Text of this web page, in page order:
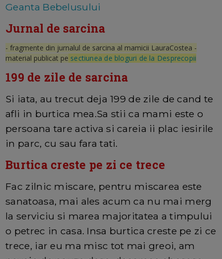
Geanta Bebelusului
Jurnal de sarcina
- fragmente din jurnalul de sarcina al mamicii LauraCostea -
material publicat pe sectiunea de bloguri de la Desprecopii
199 de zile de sarcina
Si iata, au trecut deja 199 de zile de cand te
afli in burtica mea.Sa stii ca mami este o
persoana tare activa si careia ii plac iesirile
in parc, cu sau fara tati.
Burtica creste pe zi ce trece
Fac zilnic miscare, pentru miscarea este
sanatoasa, mai ales acum ca nu mai merg
la serviciu si marea majoritatea a timpului
o petrec in casa. Insa burtica creste pe zi ce
trece, iar eu ma misc tot mai greoi, am